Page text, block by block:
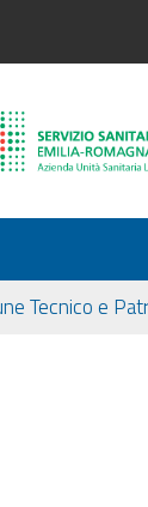
Tecnico e